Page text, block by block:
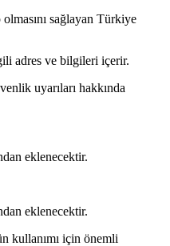
sağlayan Türkiye
adres ve bilgileri içerir.
uyarıları hakkında
eklenecektir.
eklenecektir.
kullanımı için önemli